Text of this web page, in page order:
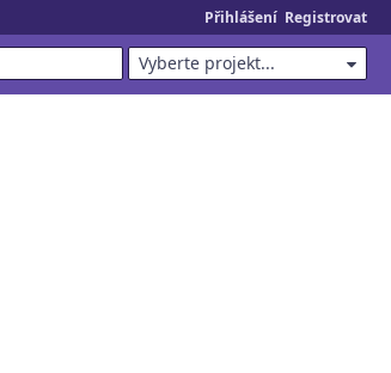
Přihlášení Registrovat
Vyberte projekt...